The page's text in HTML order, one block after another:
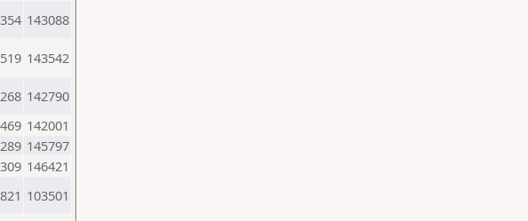
143088
143542
142790
142001
145797
146421
103501